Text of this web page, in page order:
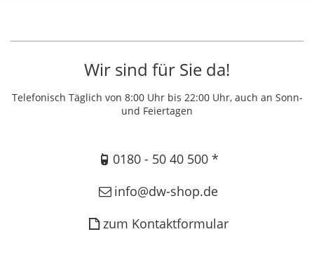
Wir sind für Sie da!
Telefonisch Täglich von 8:00 Uhr bis 22:00 Uhr, auch an Sonn-
und Feiertagen
0180 - 50 40 500 *
info@dw-shop.de
zum Kontaktformular